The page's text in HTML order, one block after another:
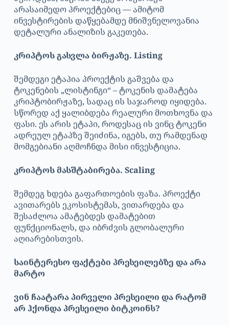
არასაიმედო პროექტებიც — ამიტომ
ინვესტირების დაწყებამდე მნიშვნელოვანია
დეტალური ანალიზის გაკეთება.
კრიპტოს გასვლა ბირჟაზე. Listing
შემდეგი ეტაპია პროექტის გაშვება და
ტოკენების „ლისტინგი“ – ტოკენის დამატება
კრიპტობირჟაზე, სადაც ის საჯაროდ იყიდება.
სწორედ აქ ყალიბდება რეალური მოთხოვნა და
ფასი. ეს არის ეტაპი, როდესაც ის ვინც ტოკენი
ადრეულ ეტაპზე შეიძინა, იგებს, თუ რამდენად
მომგებიანი აღმოჩნდა მისი ინვესტიცია.
კრიპტოს მასშტაბირება. Scaling
შემდეგ ხდება გაფართოების ფაზა. პროექტი
ავითარებს ეკოსისტემას, ვითარდება და
შესაძლოა ამატებდეს დამატებით
ფუნქციონალს, და იბრძვის გლობალური
აღიარებისთვის.
საინტერესო ფაქტები პრესეილებზე და არა
მარტო
ვინ ჩაატარა პირველი პრესეილი და რატომ
არ ჰქონდა პრესეილი ბიტკოინს?